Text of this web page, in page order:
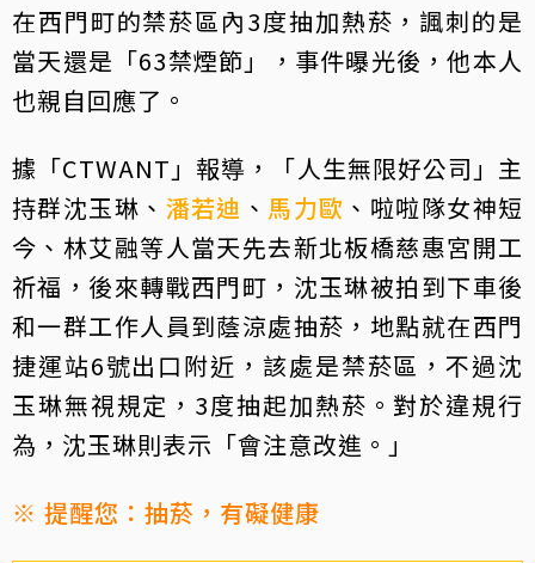
在西門町的禁菸區內3度抽加熱菸，諷刺的是
當天還是「63禁煙節」，事件曝光後，他本人
也親自回應了。
據「CTWANT」報導，「人生無限好公司」主
持群沈玉琳、 潘若迪 、 馬力歐 、啦啦隊女神短
今、林艾融等人當天先去新北板橋慈惠宮開工
祈福，後來轉戰西門町，沈玉琳被拍到下車後
和一群工作人員到蔭涼處抽菸，地點就在西門
捷運站6號出口附近，該處是禁菸區，不過沈
玉琳無視規定，3度抽起加熱菸。對於違規行
為，沈玉琳則表示「會注意改進。」
※ 提醒您：抽菸，有礙健康